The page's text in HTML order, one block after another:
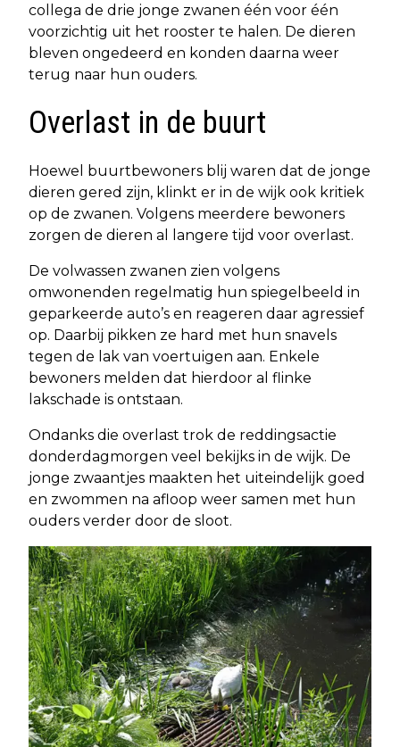
collega de drie jonge zwanen één voor één
voorzichtig uit het rooster te halen. De dieren
bleven ongedeerd en konden daarna weer
terug naar hun ouders.
Overlast in de buurt
Hoewel buurtbewoners blij waren dat de jonge
dieren gered zijn, klinkt er in de wijk ook kritiek
op de zwanen. Volgens meerdere bewoners
zorgen de dieren al langere tijd voor overlast.
De volwassen zwanen zien volgens
omwonenden regelmatig hun spiegelbeeld in
geparkeerde auto’s en reageren daar agressief
op. Daarbij pikken ze hard met hun snavels
tegen de lak van voertuigen aan. Enkele
bewoners melden dat hierdoor al flinke
lakschade is ontstaan.
Ondanks die overlast trok de reddingsactie
donderdagmorgen veel bekijks in de wijk. De
jonge zwaantjes maakten het uiteindelijk goed
en zwommen na afloop weer samen met hun
ouders verder door de sloot.